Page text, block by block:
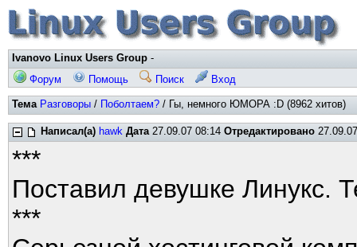
Ivanovo Linux Users Group -
Форум
Помощь Поиск Вход
Тема Разговоры / Поболтаем? / Гы, немного ЮМОРА :D (8962 хитов)
Написал(а) hawk Дата27.09.07 08:14 Отредактировано
***
Поставил девушке Линукс.
***